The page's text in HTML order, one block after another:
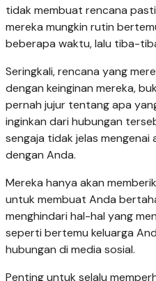
tidak membuat rencana
mereka mungkin rutin
beberapa waktu, lalu tiba-
Seringkali, rencana yang
dengan keinginan mereka,
pernah jujur tentang apa
inginkan dari hubungan
sengaja tidak jelas mengenai
dengan Anda.
Mereka hanya akan
untuk membuat Anda
menghindari hal-hal yang
seperti bertemu keluarga
hubungan di media sosial.
Penting untuk selalu